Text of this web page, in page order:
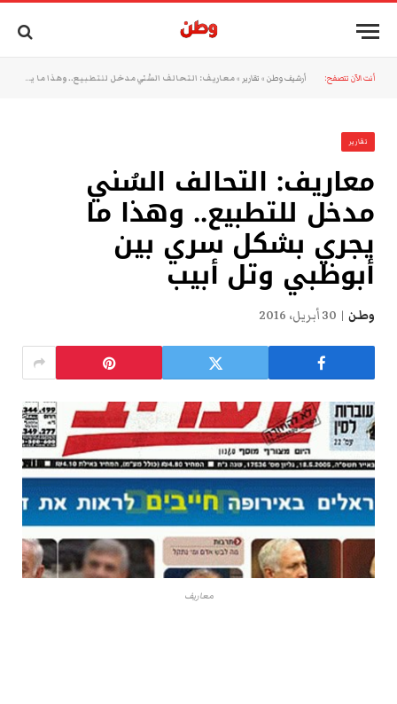
أنت الآن تتصفح: أرشيف وطن » تقارير »معاريف: التحالف السُني مدخل للتطبيع.. وهذا ما يجري بشكل سري بين أبوظبي وتل أبيب
تقارير
معاريف: التحالف السُني
مدخل للتطبيع.. وهذا ما
يجري بشكل سري بين
أبوظبي وتل أبيب
وطن 30 أبريل، 2016
معاريف